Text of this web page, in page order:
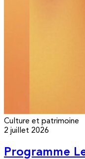
Culture et patrimoine
2 juillet 2026
Programme